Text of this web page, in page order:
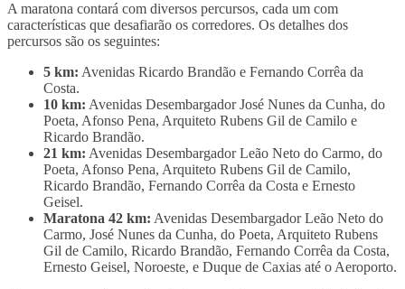
A maratona contará com diversos percursos, cada um com
características que desafiarão os corredores. Os detalhes dos
percursos são os seguintes:
5 km: Avenidas Ricardo Brandão e Fernando Corrêa da
Costa.
10 km: Avenidas Desembargador José Nunes da Cunha, do
Poeta, Afonso Pena, Arquiteto Rubens Gil de Camilo e
Ricardo Brandão.
21 km: Avenidas Desembargador Leão Neto do Carmo, do
Poeta, Afonso Pena, Arquiteto Rubens Gil de Camilo,
Ricardo Brandão, Fernando Corrêa da Costa e Ernesto
Geisel.
Maratona 42 km: Avenidas Desembargador Leão Neto do
Carmo, José Nunes da Cunha, do Poeta, Arquiteto Rubens
Gil de Camilo, Ricardo Brandão, Fernando Corrêa da Costa,
Ernesto Geisel, Noroeste, e Duque de Caxias até o Aeroporto.